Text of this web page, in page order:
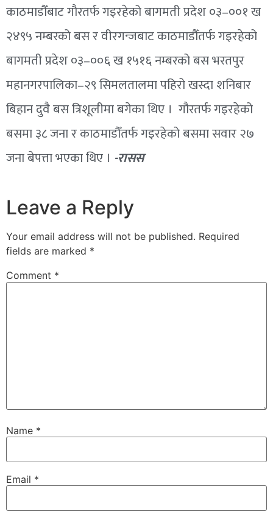
काठमाडौँबाट गौरतर्फ गइरहेको बागमती प्रदेश ०३–००१ ख
२४९५ नम्बरको बस र वीरगन्जबाट काठमाडौँतर्फ गइरहेको
बागमती प्रदेश ०३–००६ ख १५१६ नम्बरको बस भरतपुर
महानगरपालिका–२९ सिमलतालमा पहिरो खस्दा शनिबार
बिहान दुवै बस त्रिशूलीमा बगेका थिए । गौरतर्फ गइरहेको
बसमा ३८ जना र काठमाडौँतर्फ गइरहेको बसमा सवार २७
जना बेपत्ता भएका थिए । -रासस
Leave a Reply
Your email address will not be published. Required
fields are marked *
Comment *
Name *
Email *